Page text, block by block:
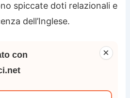
spiccate doti relazionali e
dell’Inglese.
×
con